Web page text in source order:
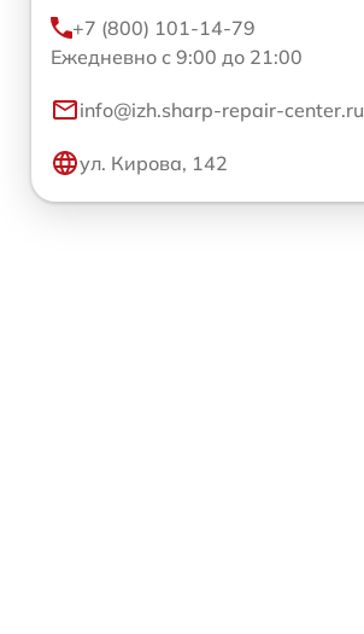
+7 (800) 101-14-79
Ежедневно с 9:00 до 21:00
info@izh.sharp-repair-center.ru
ул. Кирова, 142